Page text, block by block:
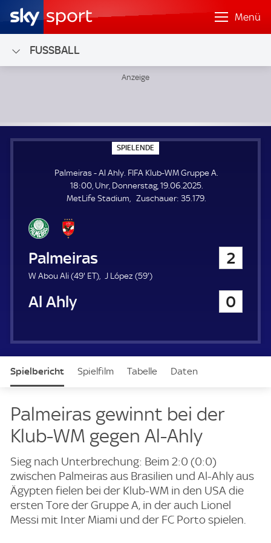
Menü
FUSSBALL
SPIELENDE
P
E
E
N
Palmeiras - Al Ahly. FIFA Klub-WM Gruppe A.
18:00, Uhr, Donnerstag, 19.06.2025.
MetLife Stadium
Zuschauer: Z
35.179.
Palmeiras 2
W Abou Ali (49'4
e
ETE
) J López (59'5
e
)
Al Ahly 0
Spielbericht Spielfilm Tabelle Daten
Palmeiras gewinnt bei der
Klub-WM gegen Al-Ahly
Sieg nach Unterbrechung: Beim 2:0 (0:0)
zwischen Palmeiras aus Brasilien und Al-Ahly aus
Ägypten fielen bei der Klub-WM in den USA die
ersten Tore der Gruppe A, in der auch Lionel
Messi mit Inter Miami und der FC Porto spielen.